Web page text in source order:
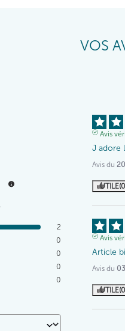
VOS
2
0
0
0
0
Avis
J adore
Avis du
UTILE
Avis
Article
Avis du
UTILE